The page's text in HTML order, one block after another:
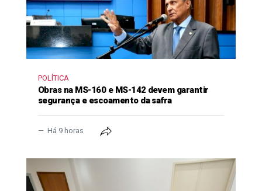
POLÍTICA
Obras na MS-160 e MS-142 devem garantir
segurança e escoamento da safra
Há 9 horas